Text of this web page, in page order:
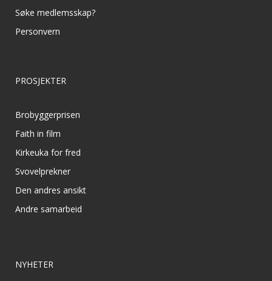
Søke medlemsskap?
Personvern
PROSJEKTER
Brobyggerprisen
Faith in film
Kirkeuka for fred
Svovelprekner
Den andres ansikt
Andre samarbeid
NYHETER